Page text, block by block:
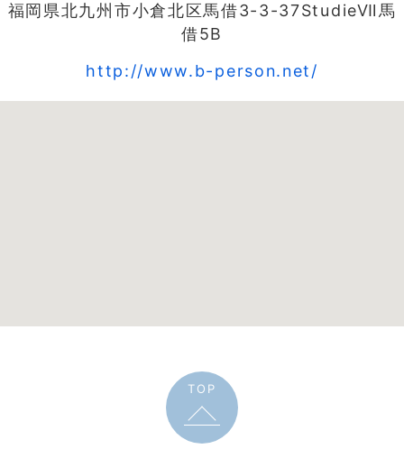
福岡県北九州市小倉北区馬借3-3-37StudieⅦ馬
借5B
http://www.b-person.net/
TOP